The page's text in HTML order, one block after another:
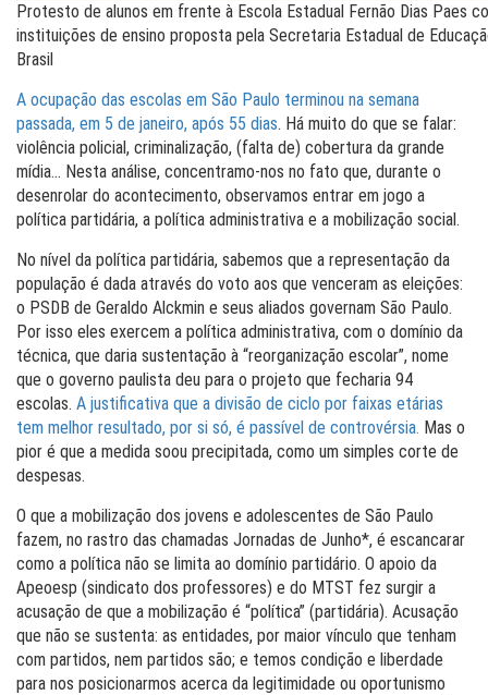
Protesto de alunos em frente à Escola Estadual Fernão Dias Paes
instituições de ensino proposta pela Secretaria Estadual de
Brasil
A ocupação das escolas em São Paulo terminou na semana
passada, em 5 de janeiro, após 55 dias. Há muito do que se falar:
violência policial, criminalização, (falta de) cobertura da grande
mídia… Nesta análise, concentramo-nos no fato que, durante o
desenrolar do acontecimento, observamos entrar em jogo a
política partidária, a política administrativa e a mobilização social.
No nível da política partidária, sabemos que a representação da
população é dada através do voto aos que venceram as eleições:
o PSDB de Geraldo Alckmin e seus aliados governam São Paulo.
Por isso eles exercem a política administrativa, com o domínio da
técnica, que daria sustentação à “reorganização escolar”, nome
que o governo paulista deu para o projeto que fecharia 94
escolas. A justificativa que a divisão de ciclo por faixas etárias
tem melhor resultado, por si só, é passível de controvérsia. Mas o
pior é que a medida soou precipitada, como um simples corte de
despesas.
O que a mobilização dos jovens e adolescentes de São Paulo
fazem, no rastro das chamadas Jornadas de Junho*, é escancarar
como a política não se limita ao domínio partidário. O apoio da
Apeoesp (sindicato dos professores) e do MTST fez surgir a
acusação de que a mobilização é “política” (partidária). Acusação
que não se sustenta: as entidades, por maior vínculo que tenham
com partidos, nem partidos são; e temos condição e liberdade
para nos posicionarmos acerca da legitimidade ou oportunismo